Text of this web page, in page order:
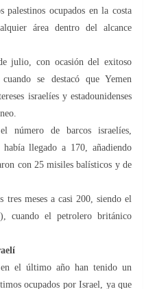
palestinos ocupados en la costa
área dentro del alcance
julio, con ocasión del exitoso
se destacó que Yemen
israelíes y estadounidenses
número de barcos israelíes,
había llegado a 170, añadiendo
con 25 misiles balísticos y de
meses a casi 200, siendo el
cuando el petrolero británico
el último año han tenido un
ocupados por Israel, ya que